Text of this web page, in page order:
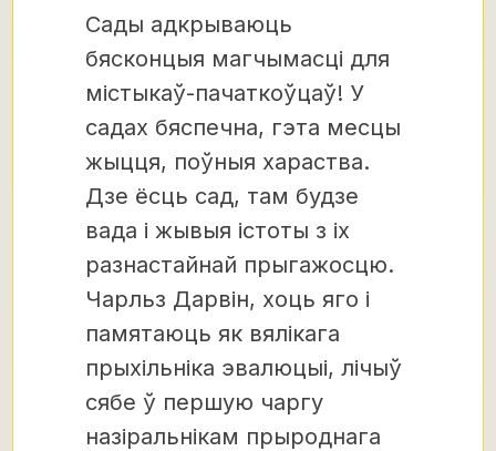
Сады адкрываюць
бясконцыя магчымасці для
містыкаў-пачаткоўцаў! У
садах бяспечна, гэта месцы
жыцця, поўныя хараства.
Дзе ёсць сад, там будзе
вада і жывыя істоты з іх
разнастайнай прыгажосцю.
Чарльз Дарвін, хоць яго і
памятаюць як вялікага
прыхільніка эвалюцыі, лічыў
сябе ў першую чаргу
назіральнікам прыроднага